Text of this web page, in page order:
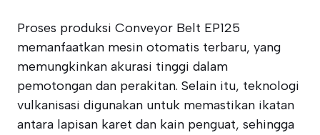
Proses produksi Conveyor Belt EP125
memanfaatkan mesin otomatis terbaru, yang
memungkinkan akurasi tinggi dalam
pemotongan dan perakitan. Selain itu, teknologi
vulkanisasi digunakan untuk memastikan ikatan
antara lapisan karet dan kain penguat, sehingga